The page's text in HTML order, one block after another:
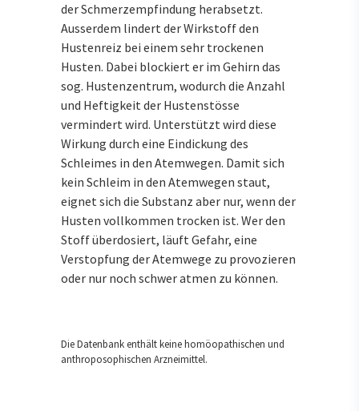
der Schmerzempfindung herabsetzt.
Ausserdem lindert der Wirkstoff den
Hustenreiz bei einem sehr trockenen
Husten. Dabei blockiert er im Gehirn das
sog. Hustenzentrum, wodurch die Anzahl
und Heftigkeit der Hustenstösse
vermindert wird. Unterstützt wird diese
Wirkung durch eine Eindickung des
Schleimes in den Atemwegen. Damit sich
kein Schleim in den Atemwegen staut,
eignet sich die Substanz aber nur, wenn der
Husten vollkommen trocken ist. Wer den
Stoff überdosiert, läuft Gefahr, eine
Verstopfung der Atemwege zu provozieren
oder nur noch schwer atmen zu können.
Die Datenbank enthält keine homöopathischen und
anthroposophischen Arzneimittel.